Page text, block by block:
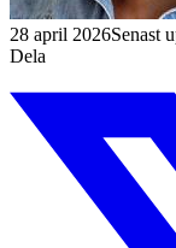
28 april 2026Senast
Dela